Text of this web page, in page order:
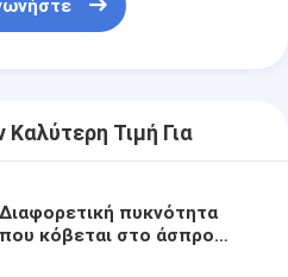
Τιμή Για
Διαφορετική πυκνότητα
που κόβεται στο άσπρο